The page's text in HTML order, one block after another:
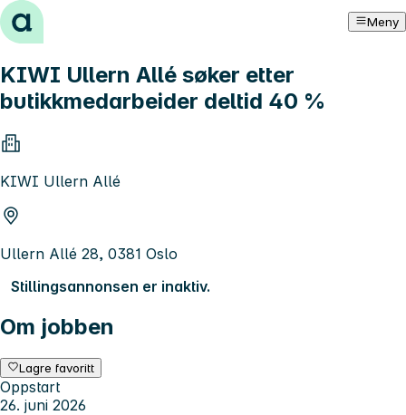
Hopp til innhold Meny
KIWI Ullern Allé søker etter
butikkmedarbeider deltid 40 %
KIWI Ullern Allé
Ullern Allé 28, 0381 Oslo
Stillingsannonsen er inaktiv.
Om jobben
Lagre favoritt
Oppstart
26. juni 2026